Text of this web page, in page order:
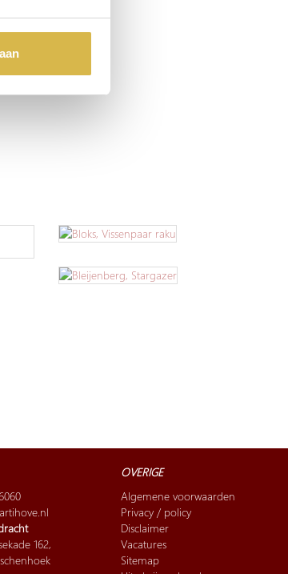
162,
OVERIGE
Algemene voorwaarden
Privacy / policy
Disclaimer
Vacatures
Sitemap